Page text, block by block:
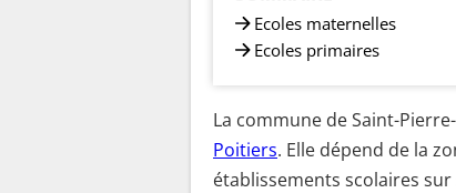
Ecoles maternelles
Ecoles primaires
La commune de Saint-
Poitiers. Elle dépend de la
établissements scolaires